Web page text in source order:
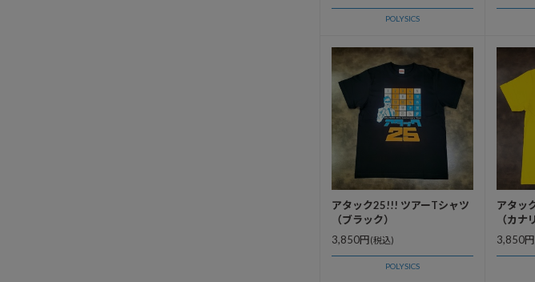
POLYSICS
アタック25!!! ツアーTシャツ
（ブラック）
3,850円(税込)
POLYSICS
アタッ
（カナ
3,850円